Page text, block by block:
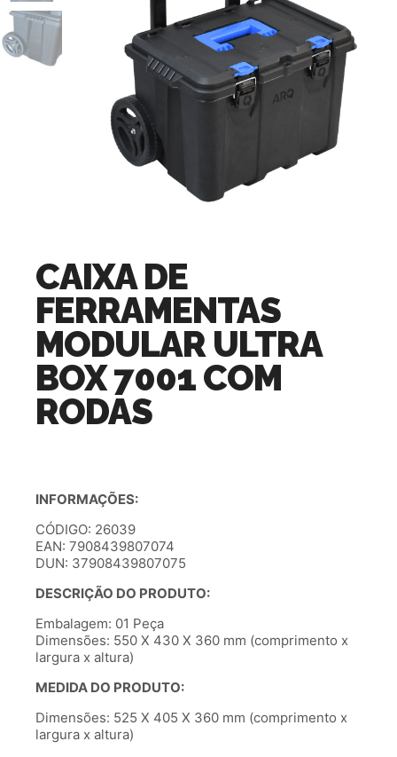
CAIXA DE
FERRAMENTAS
MODULAR ULTRA
BOX 7001 COM
RODAS
INFORMAÇÕES:
CÓDIGO: 26039
EAN: 7908439807074
DUN: 37908439807075
DESCRIÇÃO DO PRODUTO:
Embalagem: 01 Peça
Dimensões: 550 X 430 X 360 mm (comprimento x
largura x altura)
MEDIDA DO PRODUTO:
Dimensões: 525 X 405 X 360 mm (comprimento x
largura x altura)